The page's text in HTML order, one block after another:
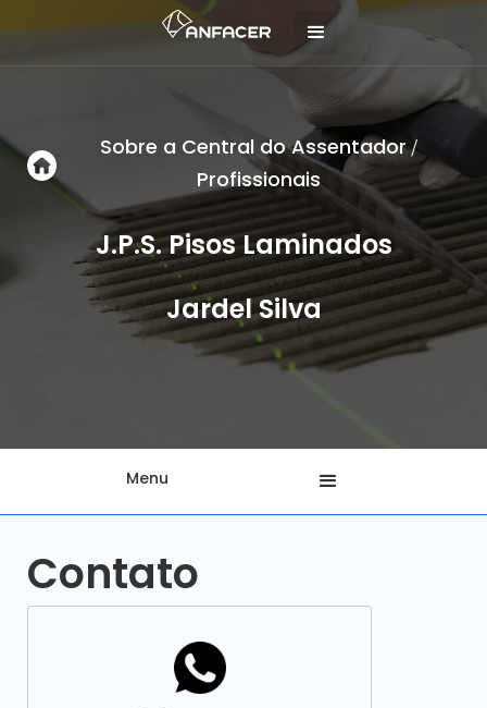
Sobre a Central do Assentador/
Profissionais
J.P.S. Pisos Laminados
Jardel Silva
Menu
Contato